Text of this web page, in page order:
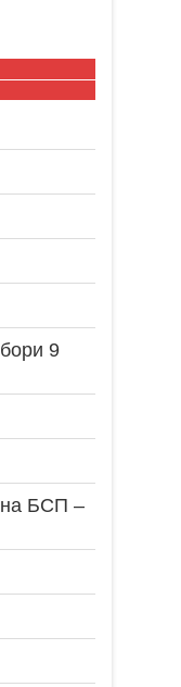
9
на БСП –